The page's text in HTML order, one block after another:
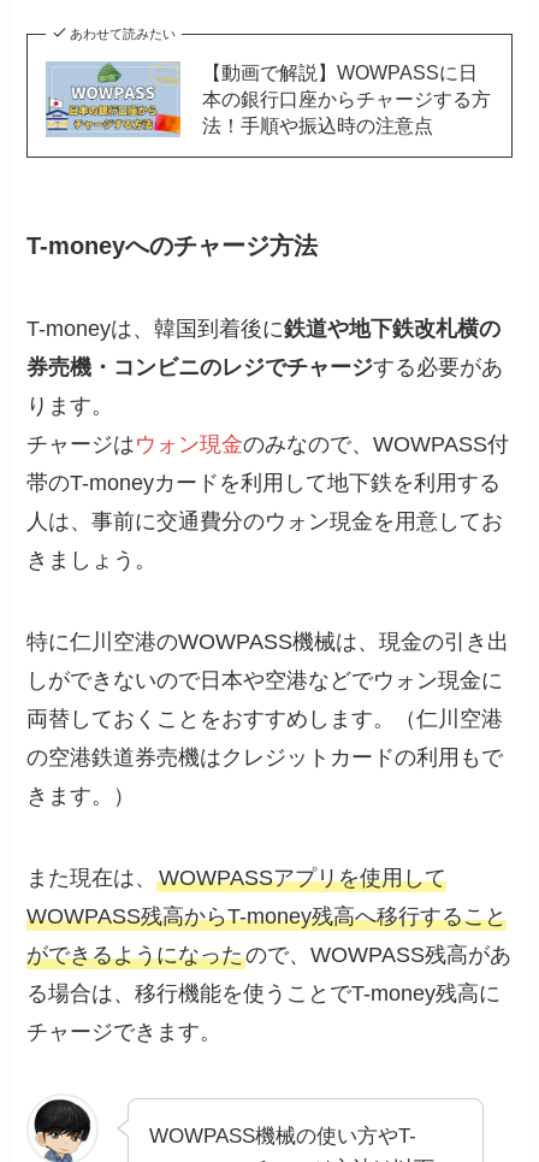
あわせて読みたい
【動画で解説】WOWPASSに日
本の銀行口座からチャージする方
法！手順や振込時の注意点
T-moneyへのチャージ方法
T-moneyは、韓国到着後に鉄道や地下鉄改札横の
券売機・コンビニのレジでチャージする必要があ
ります。
チャージはウォン現金のみなので、WOWPASS付
帯のT-moneyカードを利用して地下鉄を利用する
人は、事前に交通費分のウォン現金を用意してお
きましょう。
特に仁川空港のWOWPASS機械は、現金の引き出
しができないので日本や空港などでウォン現金に
両替しておくことをおすすめします。（仁川空港
の空港鉄道券売機はクレジットカードの利用もで
きます。）
また現在は、WOWPASSアプリを使用して
WOWPASS残高からT-money残高へ移行すること
ができるようになったので、WOWPASS残高があ
る場合は、移行機能を使うことでT-money残高に
チャージできます。
WOWPASS機械の使い方やT-